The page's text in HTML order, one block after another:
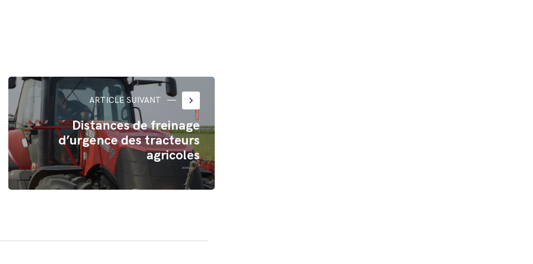
ARTICLE SUIVANT keyboard_arrow_right
Distances de freinage
d’urgence des tracteurs
agricoles